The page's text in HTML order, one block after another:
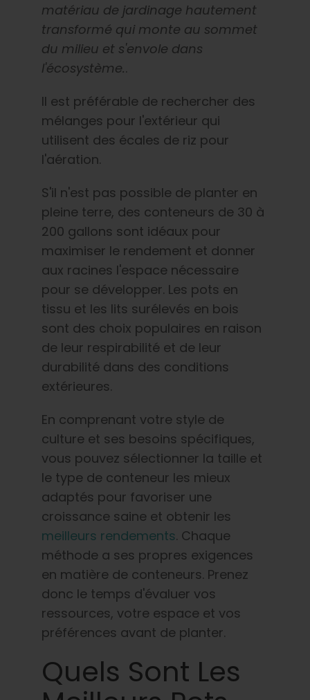
matériau de jardinage hautement
transformé qui monte au sommet
du milieu et s'envole dans
l'écosystème..
Il est préférable de rechercher des
mélanges pour l'extérieur qui
utilisent des écales de riz pour
l'aération.
S'il n'est pas possible de planter en
pleine terre, des conteneurs de 30 à
200 gallons sont idéaux pour
maximiser le rendement et donner
aux racines l'espace nécessaire
pour se développer. Les pots en
tissu et les lits surélevés en bois
sont des choix populaires en raison
de leur respirabilité et de leur
durabilité dans des conditions
extérieures.
En comprenant votre style de
culture et ses besoins spécifiques,
vous pouvez sélectionner la taille et
le type de conteneur les mieux
adaptés pour favoriser une
croissance saine et obtenir les
meilleurs rendements. Chaque
méthode a ses propres exigences
en matière de conteneurs. Prenez
donc le temps d'évaluer vos
ressources, votre espace et vos
préférences avant de planter.
Quels Sont Les